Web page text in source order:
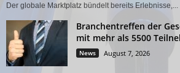
Der globale Marktplatz bündelt bereits Erlebnisse,...
Branchentreffen der
mit mehr als 5500
News August 7, 2026